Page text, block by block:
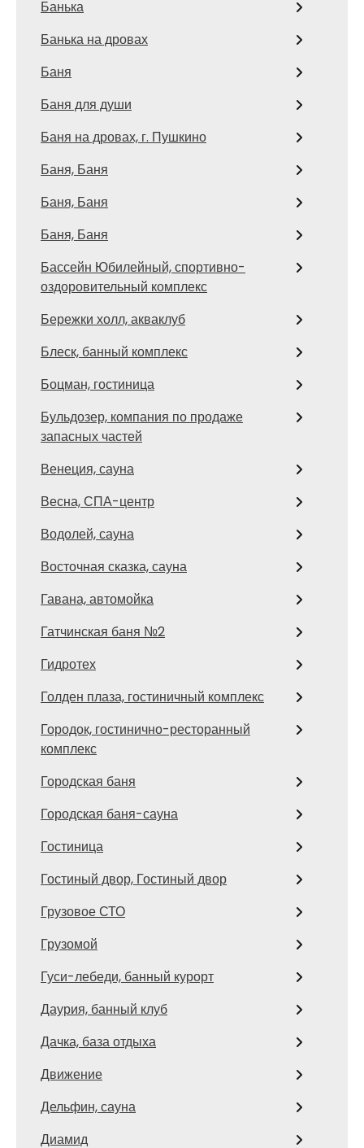
Банька
Банька на дровах
Баня
Баня для души
Баня на дровах, г. Пушкино
Баня, Баня
Баня, Баня
Баня, Баня
Бассейн Юбилейный, спортивно-
оздоровительный комплекс
Бережки холл, акваклуб
Блеск, банный комплекс
Боцман, гостиница
Бульдозер, компания по продаже
запасных частей
Венеция, сауна
Весна, СПА-центр
Водолей, сауна
Восточная сказка, сауна
Гавана, автомойка
Гатчинская баня №2
Гидротех
Голден плаза, гостиничный комплекс
Городок, гостинично-ресторанный
комплекс
Городская баня
Городская баня-сауна
Гостиница
Гостиный двор, Гостиный двор
Грузовое СТО
Грузомой
Гуси-лебеди, банный курорт
Даурия, банный клуб
Дачка, база отдыха
Движение
Дельфин, сауна
Диамид